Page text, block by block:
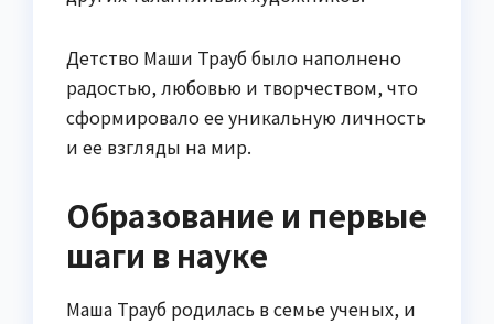
Детство Маши Трауб было наполнено
радостью, любовью и творчеством, что
сформировало ее уникальную личность
и ее взгляды на мир.
Образование и первые
шаги в науке
Маша Трауб родилась в семье ученых, и